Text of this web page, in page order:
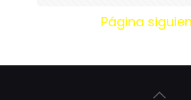
Página